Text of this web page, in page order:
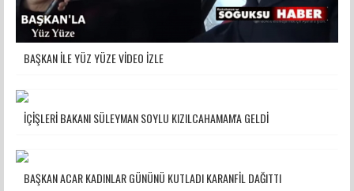
BAŞKAN İLE YÜZ YÜZE VİDEO İZLE
İÇİŞLERİ BAKANI SÜLEYMAN SOYLU KIZILCAHAMAM'A GELDİ
BAŞKAN ACAR KADINLAR GÜNÜNÜ KUTLADI KARANFİL DAĞITTI